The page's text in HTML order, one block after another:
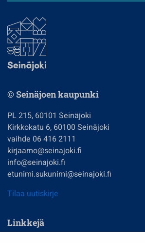
© Seinäjoen kaupunki
PL 215, 60101 Seinäjoki
Kirkkokatu 6, 60100 Seinäjoki
vaihde 06 416 2111
kirjaamo@seinajoki.fi
info@seinajoki.fi
etunimi.sukunimi@seinajoki.fi
Tilaa uutiskirje
Linkkejä